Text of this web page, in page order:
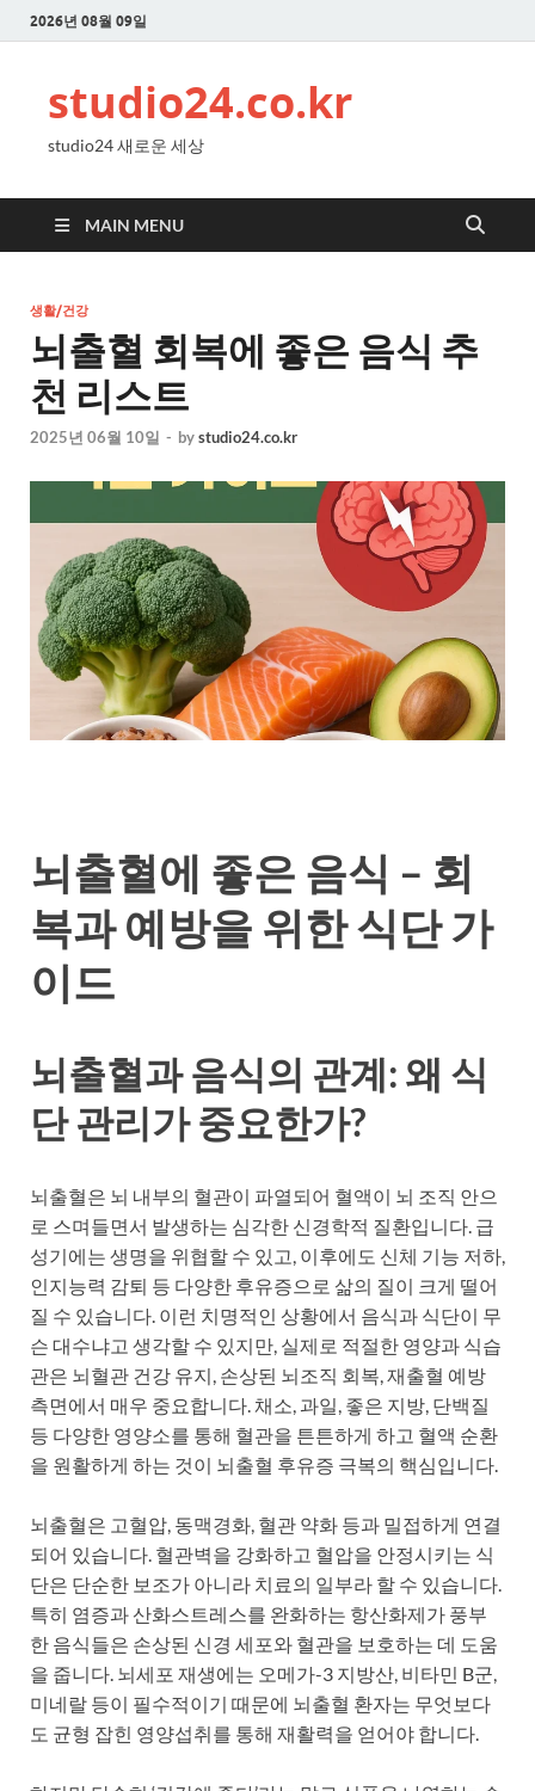
2026년 08월 09일
studio24.co.kr
studio24 새로운 세상
MAIN MENU
생활/건강
뇌출혈 회복에 좋은 음식 추
천 리스트
2025년 06월 10일 - bystudio24.co.kr
뇌출혈에 좋은 음식 – 회
복과 예방을 위한 식단 가
이드
뇌출혈과 음식의 관계: 왜 식
단 관리가 중요한가?
뇌출혈은 뇌 내부의 혈관이 파열되어 혈액이 뇌 조직 안으
로 스며들면서 발생하는 심각한 신경학적 질환입니다. 급
성기에는 생명을 위협할 수 있고, 이후에도 신체 기능 저하,
인지능력 감퇴 등 다양한 후유증으로 삶의 질이 크게 떨어
질 수 있습니다. 이런 치명적인 상황에서 음식과 식단이 무
슨 대수냐고 생각할 수 있지만, 실제로 적절한 영양과 식습
관은 뇌혈관 건강 유지, 손상된 뇌조직 회복, 재출혈 예방
측면에서 매우 중요합니다. 채소, 과일, 좋은 지방, 단백질
등 다양한 영양소를 통해 혈관을 튼튼하게 하고 혈액 순환
을 원활하게 하는 것이 뇌출혈 후유증 극복의 핵심입니다.
뇌출혈은 고혈압, 동맥경화, 혈관 약화 등과 밀접하게 연결
되어 있습니다. 혈관벽을 강화하고 혈압을 안정시키는 식
단은 단순한 보조가 아니라 치료의 일부라 할 수 있습니다.
특히 염증과 산화스트레스를 완화하는 항산화제가 풍부
한 음식들은 손상된 신경 세포와 혈관을 보호하는 데 도움
을 줍니다. 뇌세포 재생에는 오메가-3 지방산, 비타민 B군,
미네랄 등이 필수적이기 때문에 뇌출혈 환자는 무엇보다
도 균형 잡힌 영양섭취를 통해 재활력을 얻어야 합니다.